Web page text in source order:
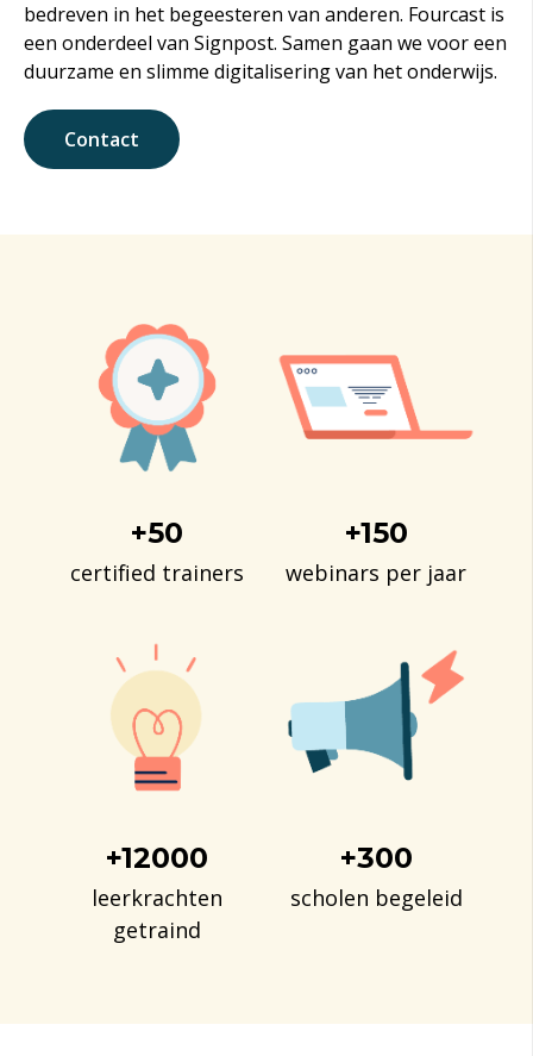
bedreven in het begeesteren van anderen. Fourcast is
een onderdeel van Signpost. Samen gaan we voor een
duurzame en slimme digitalisering van het onderwijs.
Contact
+50
certified trainers
+150
webinars per jaar
+12000
leerkrachten
getraind
+300
scholen begeleid